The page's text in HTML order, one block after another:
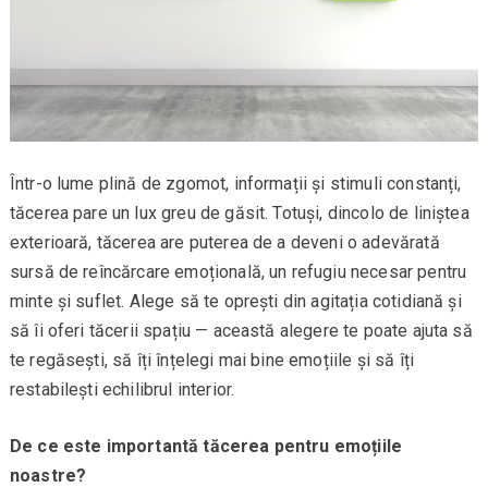
Într-o lume plină de zgomot, informații și stimuli constanți,
tăcerea pare un lux greu de găsit. Totuși, dincolo de liniștea
exterioară, tăcerea are puterea de a deveni o adevărată
sursă de reîncărcare emoțională, un refugiu necesar pentru
minte și suflet. Alege să te oprești din agitația cotidiană și
să îi oferi tăcerii spațiu — această alegere te poate ajuta să
te regăsești, să îți înțelegi mai bine emoțiile și să îți
restabilești echilibrul interior.
De ce este importantă tăcerea pentru emoțiile
noastre?